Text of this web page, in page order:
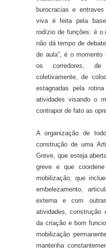
burocracias e
viva é feita pela
rodízio de funções: é o
não dá tempo de
de aula”, é o
os corredores,
coletivamente, de
estagnadas pela
atividades visando o
contrapor de fato as
A organização de
construção de uma
Greve, que esteja
greve e que
mobilização, que
embelezamento,
externa e com
atividades, construção
da criação e bom
mobilização
mantenha